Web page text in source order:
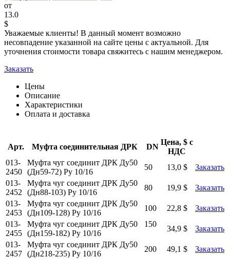
от
13.0
$
Уважаемые клиенты! В данный момент возможно
несовпадение указанной на сайте цены с актуальной. Для
уточнения стоимости товара свяжитесь с нашим менеджером.
Заказать
Цены
Описание
Характеристики
Оплата и доставка
Арт. Муфта соединительная ДРК DN
Цена, $ с
НДС
013-
2450
Муфта чуг соединит ДРК Ду50
(Дн59-72) Ру 10/16
50 13,0 $
Заказать
013-
2452
Муфта чуг соединит ДРК Ду50
(Дн88-103) Ру 10/16
80 19,9 $
Заказать
013-
2453
Муфта чуг соединит ДРК Ду50
(Дн109-128) Ру 10/16
100 22,8 $
Заказать
013-
2455
Муфта чуг соединит ДРК Ду50
(Дн159-182) Ру 10/16
150
34,9 $
Заказать
013-
2457
Муфта чуг соединит ДРК Ду50
(Дн218-235) Ру 10/16
200 49,1 $
Заказать